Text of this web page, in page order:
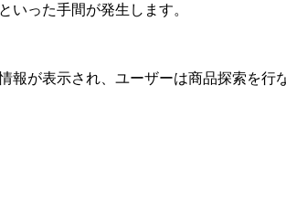
いった手間が発生します。
報が表示され、ユーザーは商品探索を行